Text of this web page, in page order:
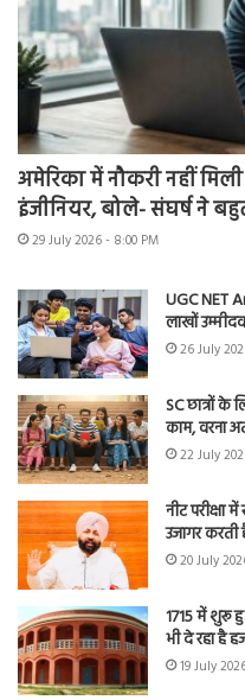
अमेरिका में नौकरी नहीं
इंजीनियर, बोले- संघर्ष ने
29 July 2026 - 8:00 PM
UGC NET
लाखों
26 July
SC छात्रों
काम, वरना
22 July
नीट परीक्षा
उजागर करती
20 July
1715 में शुरू
भी दे रहा है
19 July